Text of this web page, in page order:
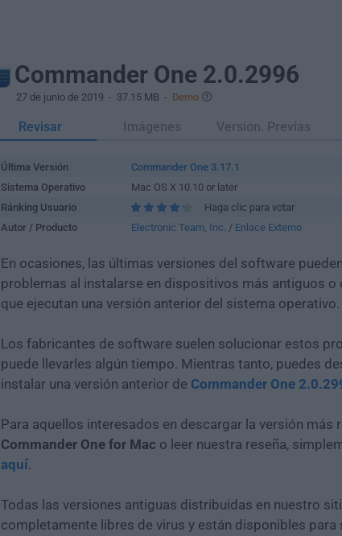
Commander One 2.0.2996
27 de junio de 2019 - 37.15 MB - Demo
Revisar Imágenes Version. Previas
Última Versión
Commander One 3.17.1
Sistema Operativo
Mac OS X 10.10 or later
Ránking Usuario
Haga clic para votar
Autor / Producto
Electronic Team, Inc. / Enlace Externo
En ocasiones, las últimas versiones del software
problemas al instalarse en dispositivos más antiguos
que ejecutan una versión anterior del sistema operativo.
Los fabricantes de software suelen solucionar estos
puede llevarles algún tiempo. Mientras tanto, puedes
instalar una versión anterior de Commander One
Para aquellos interesados en descargar la versión más
Commander One for Mac o leer nuestra reseña,
aquí.
Todas las versiones antiguas distribuidas en nuestro
completamente libres de virus y están disponibles para